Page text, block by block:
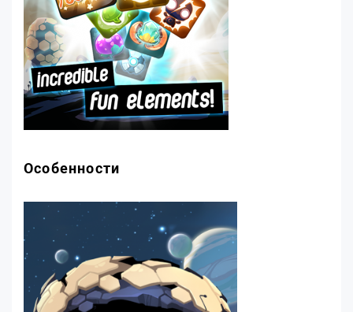
Особенности